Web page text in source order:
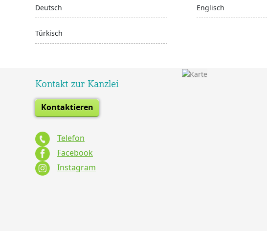
Deutsch Englisch
Türkisch
Kontakt zur Kanzlei
Kontaktieren
Telefon
Facebook
Instagram